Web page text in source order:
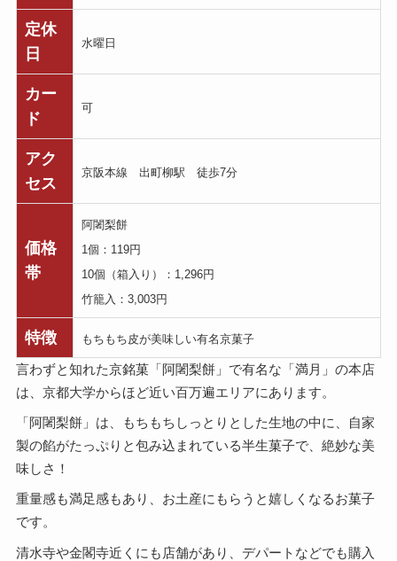
定休
日
水曜日
カー
ド
可
アク
セス
京阪本線 出町柳駅 徒歩7分
価格
帯
阿闍梨餅
1個：119円
10個（箱入り）：1,296円
竹籠入：3,003円
特徴 もちもち皮が美味しい有名京菓子
言わずと知れた京銘菓「阿闍梨餅」で有名な「満月」の本店
は、京都大学からほど近い百万遍エリアにあります。
「阿闍梨餅」は、もちもちしっとりとした生地の中に、自家
製の餡がたっぷりと包み込まれている半生菓子で、絶妙な美
味しさ！
重量感も満足感もあり、お土産にもらうと嬉しくなるお菓子
です。
清水寺や金閣寺近くにも店舗があり、デパートなどでも購入